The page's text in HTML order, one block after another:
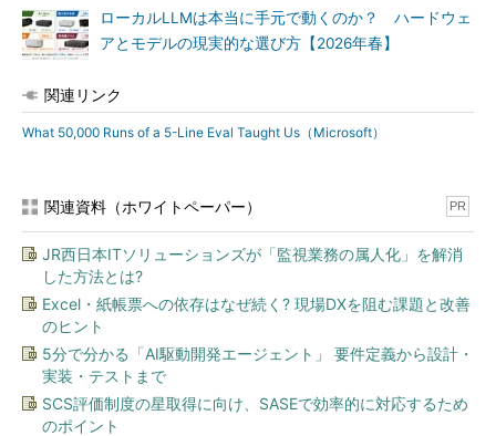
ローカルLLMは本当に手元で動くのか？ ハードウェ
アとモデルの現実的な選び方【2026年春】
関連リンク
What 50,000 Runs of a 5-Line Eval Taught Us（Microsoft）
関連資料（ホワイトペーパー） PR
JR西日本ITソリューションズが「監視業務の属人化」を解消
した方法とは?
Excel・紙帳票への依存はなぜ続く? 現場DXを阻む課題と改善
のヒント
5分で分かる「AI駆動開発エージェント」 要件定義から設計・
実装・テストまで
SCS評価制度の星取得に向け、SASEで効率的に対応するため
のポイント